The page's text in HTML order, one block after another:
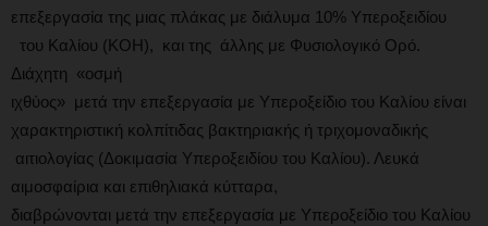
επεξεργασία της μιας πλάκας με διάλυμα 10% Υπεροξειδίου
του Καλίου (KOH), και της άλλης με Φυσιολογικό Ορό.
Διάχητη «οσμή
ιχθύος» μετά την επεξεργασία με Υπεροξείδιο του Καλίου είναι
χαρακτηριστική κολπίτιδας βακτηριακής ή τριχομοναδικής
αιτιολογίας (Δοκιμασία Υπεροξειδίου του Καλίου). Λευκά
αιμοσφαίρια και επιθηλιακά κύτταρα,
διαβρώνονται μετά την επεξεργασία με Υπεροξείδιο του Καλίου